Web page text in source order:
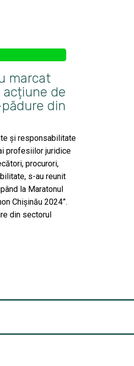
marcat
de
din
și responsabilitate
profesiilor juridice
procurori,
s-au reunit
la Maratonul
Chișinău 2024”.
din sectorul